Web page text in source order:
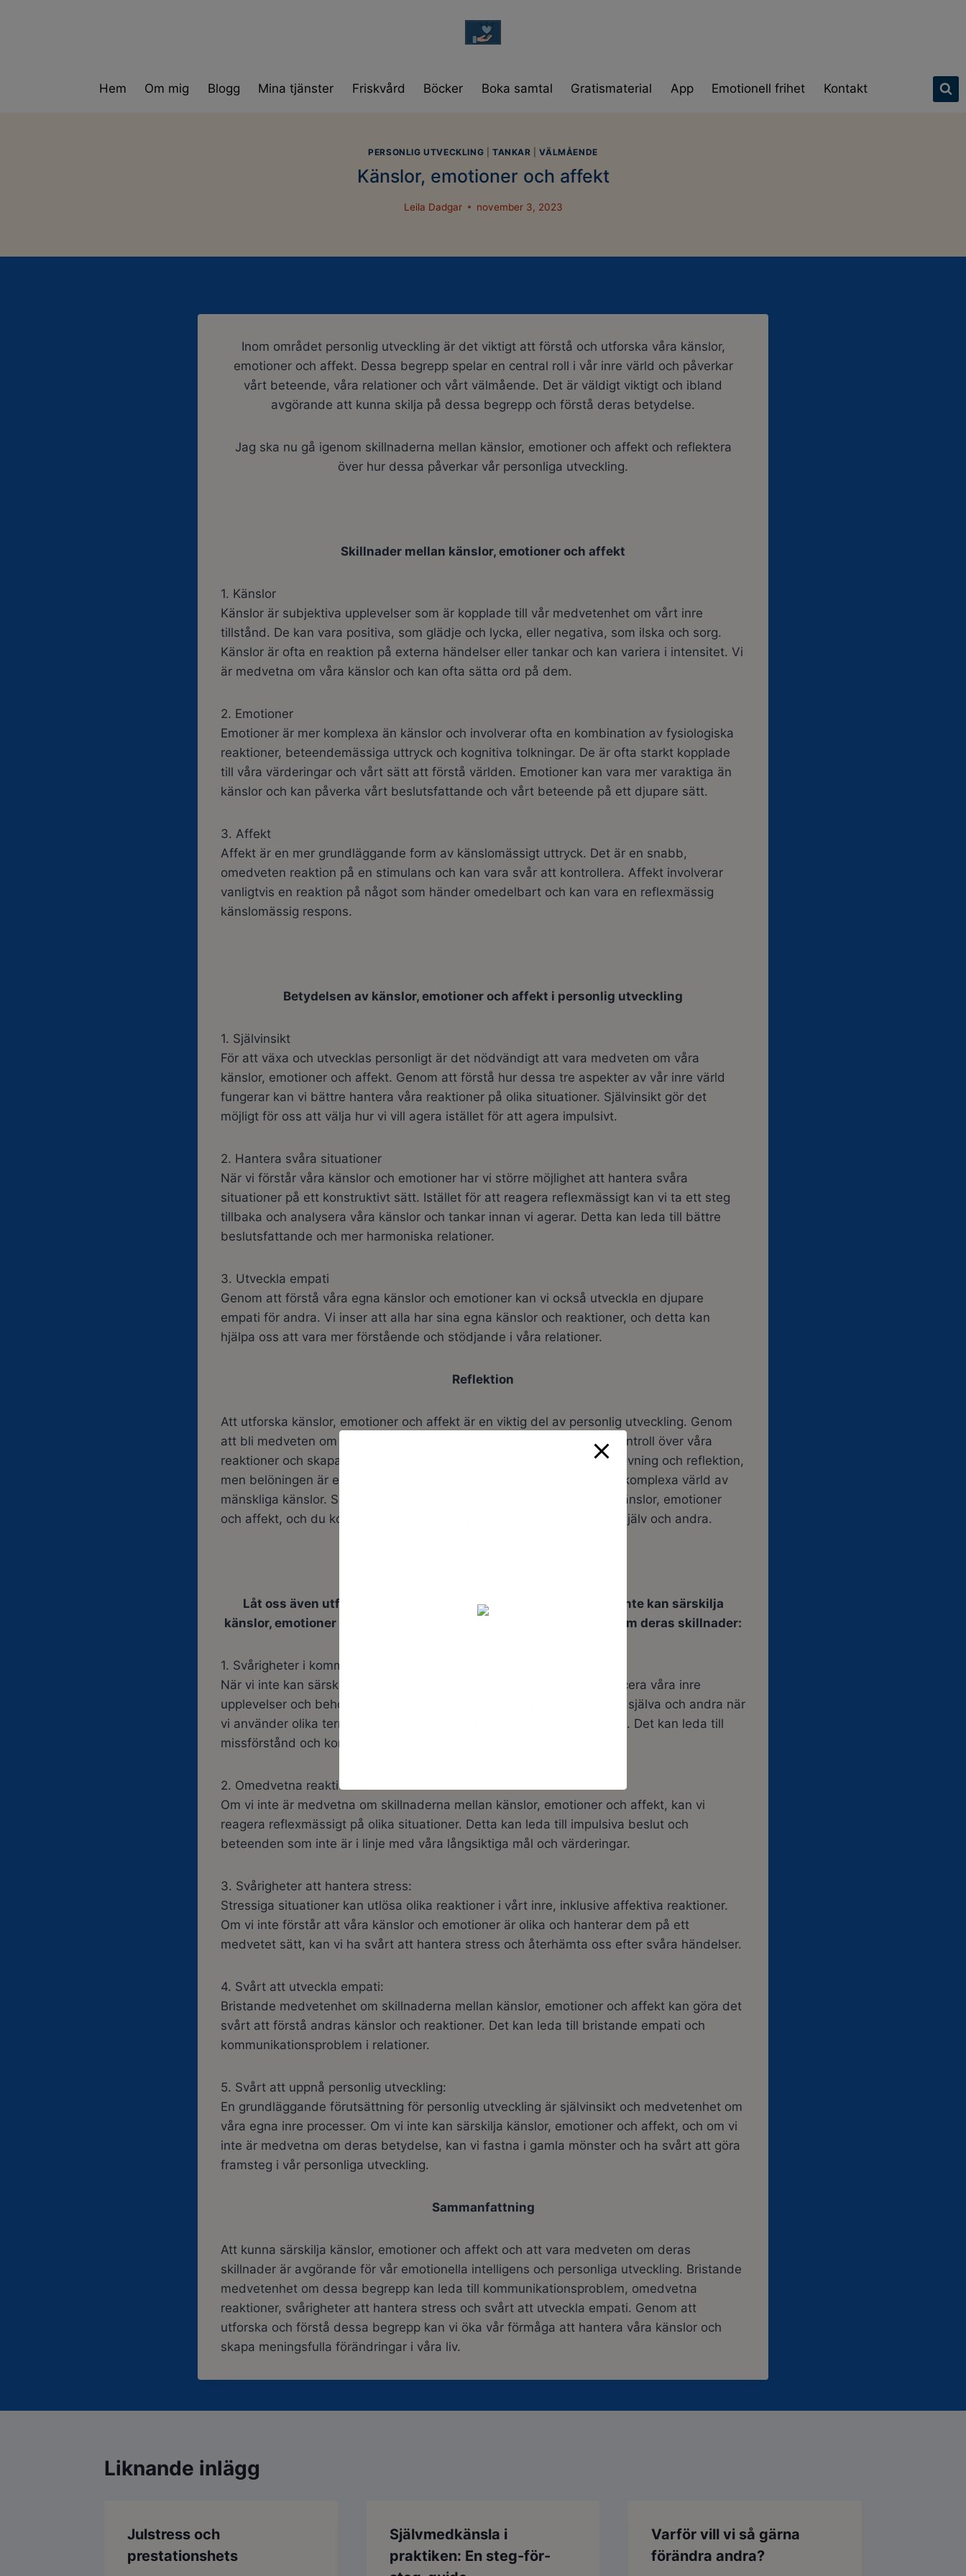
Hem Om mig Blogg Mina tjänster Friskvård Böcker Boka samtal Gratismaterial App Emotionell frihet Kontakt
PERSONLIG UTVECKLING TANKAR |VÄLMÅENDE
Känslor, emotioner och affekt
Leila Dadgar november 3, 2023
Inom området personlig utveckling är det viktigt att förstå och utforska våra känslor,
emotioner och affekt. Dessa begrepp spelar en central roll i vår inre värld och påverkar
vårt beteende, våra relationer och vårt välmående. Det är väldigt viktigt och ibland
avgörande att kunna skilja på dessa begrepp och förstå deras betydelse.
Jag ska nu gå igenom skillnaderna mellan känslor, emotioner och affekt och reflektera
över hur dessa påverkar vår personliga utveckling.
Skillnader mellan känslor, emotioner och affekt
1. Känslor
Känslor är subjektiva upplevelser som är kopplade till vår medvetenhet om vårt inre
tillstånd. De kan vara positiva, som glädje och lycka, eller negativa, som ilska och sorg.
Känslor är ofta en reaktion på externa händelser eller tankar och kan variera i intensitet. Vi
är medvetna om våra känslor och kan ofta sätta ord på dem.
2. Emotioner
Emotioner är mer komplexa än känslor och involverar ofta en kombination av fysiologiska
reaktioner, beteendemässiga uttryck och kognitiva tolkningar. De är ofta starkt kopplade
till våra värderingar och vårt sätt att förstå världen. Emotioner kan vara mer varaktiga än
känslor och kan påverka vårt beslutsfattande och vårt beteende på ett djupare sätt.
3. Affekt
Affekt är en mer grundläggande form av känslomässigt uttryck. Det är en snabb,
omedveten reaktion på en stimulans och kan vara svår att kontrollera. Affekt involverar
vanligtvis en reaktion på något som händer omedelbart och kan vara en reflexmässig
känslomässig respons.
Betydelsen av känslor, emotioner och affekt i personlig utveckling
1. Självinsikt
För att växa och utvecklas personligt är det nödvändigt att vara medveten om våra
känslor, emotioner och affekt. Genom att förstå hur dessa tre aspekter av vår inre värld
fungerar kan vi bättre hantera våra reaktioner på olika situationer. Självinsikt gör det
möjligt för oss att välja hur vi vill agera istället för att agera impulsivt.
2. Hantera svåra situationer
När vi förstår våra känslor och emotioner har vi större möjlighet att hantera svåra
situationer på ett konstruktivt sätt. Istället för att reagera reflexmässigt kan vi ta ett steg
tillbaka och analysera våra känslor och tankar innan vi agerar. Detta kan leda till bättre
beslutsfattande och mer harmoniska relationer.
3. Utveckla empati
Genom att förstå våra egna känslor och emotioner kan vi också utveckla en djupare
empati för andra. Vi inser att alla har sina egna känslor och reaktioner, och detta kan
hjälpa oss att vara mer förstående och stödjande i våra relationer.
Reflektion
Att utforska känslor, emotioner och affekt är en viktig del av personlig utveckling. Genom
att bli medveten om dessa olika aspekter av vår inre värld kan vi ta kontroll över våra
reaktioner och skapa ett mer meningsfullt och givande liv. Det kräver övning och reflektion,
men belöningen är en ökad självinsikt och förmåga att navigera i den komplexa värld av
mänskliga känslor. Så ge dig själv tid och utrymme att utforska dina känslor, emotioner
och affekt, och du kommer att upptäcka en djupare förståelse av dig själv och andra.
Låt oss även utforska problematiken som kan uppstå när man inte kan särskilja
känslor, emotioner och affekt samt när man saknar medvetenhet om deras skillnader:
1. Svårigheter i kommunikation:
När vi inte kan särskilja dessa begrepp, kan vår förmåga att kommunicera våra inre
upplevelser och behov bli begränsad. Det kan vara förvirrande för oss själva och andra när
vi använder olika termer eller uttrycker våra känslor på ett otydligt sätt. Det kan leda till
missförstånd och konflikter i våra relationer.
2. Omedvetna reaktioner:
Om vi inte är medvetna om skillnaderna mellan känslor, emotioner och affekt, kan vi
reagera reflexmässigt på olika situationer. Detta kan leda till impulsiva beslut och
beteenden som inte är i linje med våra långsiktiga mål och värderingar.
3. Svårigheter att hantera stress:
Stressiga situationer kan utlösa olika reaktioner i vårt inre, inklusive affektiva reaktioner.
Om vi inte förstår att våra känslor och emotioner är olika och hanterar dem på ett
medvetet sätt, kan vi ha svårt att hantera stress och återhämta oss efter svåra händelser.
4. Svårt att utveckla empati:
Bristande medvetenhet om skillnaderna mellan känslor, emotioner och affekt kan göra det
svårt att förstå andras känslor och reaktioner. Det kan leda till bristande empati och
kommunikationsproblem i relationer.
5. Svårt att uppnå personlig utveckling:
En grundläggande förutsättning för personlig utveckling är självinsikt och medvetenhet om
våra egna inre processer. Om vi inte kan särskilja känslor, emotioner och affekt, och om vi
inte är medvetna om deras betydelse, kan vi fastna i gamla mönster och ha svårt att göra
framsteg i vår personliga utveckling.
Sammanfattning
Att kunna särskilja känslor, emotioner och affekt och att vara medveten om deras
skillnader är avgörande för vår emotionella intelligens och personliga utveckling. Bristande
medvetenhet om dessa begrepp kan leda till kommunikationsproblem, omedvetna
reaktioner, svårigheter att hantera stress och svårt att utveckla empati. Genom att
utforska och förstå dessa begrepp kan vi öka vår förmåga att hantera våra känslor och
skapa meningsfulla förändringar i våra liv.
Liknande inlägg
Julstress och
prestationshets
Självmedkänsla i
praktiken: En steg-för-
Varför vill vi så gärna
förändra andra?